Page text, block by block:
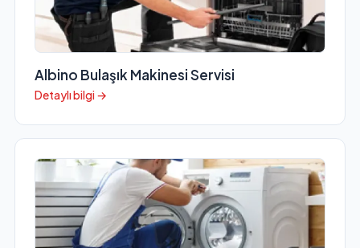
Albino Bulaşık Makinesi Servisi
Detaylı bilgi →